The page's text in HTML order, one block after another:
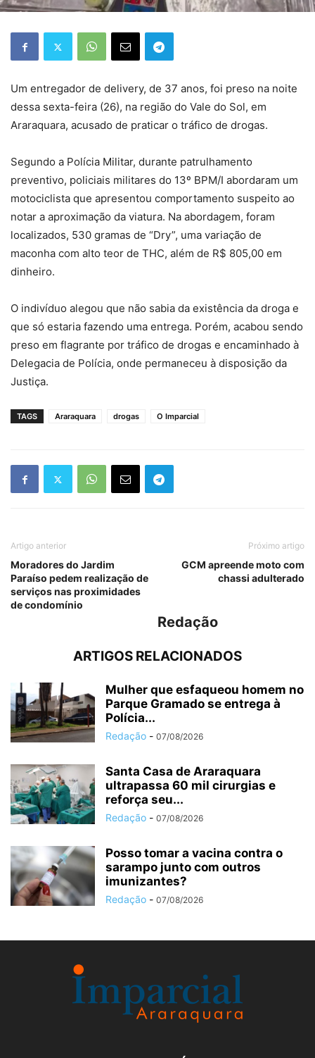
Um entregador de delivery, de 37 anos, foi preso na noite
dessa sexta-feira (26), na região do Vale do Sol, em
Araraquara, acusado de praticar o tráfico de drogas.
Segundo a Polícia Militar, durante patrulhamento
preventivo, policiais militares do 13º BPM/I abordaram um
motociclista que apresentou comportamento suspeito ao
notar a aproximação da viatura. Na abordagem, foram
localizados, 530 gramas de “Dry”, uma variação de
maconha com alto teor de THC, além de R$ 805,00 em
dinheiro.
O indivíduo alegou que não sabia da existência da droga e
que só estaria fazendo uma entrega. Porém, acabou sendo
preso em flagrante por tráfico de drogas e encaminhado à
Delegacia de Polícia, onde permaneceu à disposição da
Justiça.
TAGS Araraquara drogas O Imparcial
Artigo anterior
Moradores do Jardim
Paraíso pedem realização de
serviços nas proximidades
de condomínio
Próximo artigo
GCM apreende moto com
chassi adulterado
Redação
ARTIGOS RELACIONADOS
Mulher que esfaqueou homem no
Parque Gramado se entrega à
Polícia...
Redação - 07/08/2026
Santa Casa de Araraquara
ultrapassa 60 mil cirurgias e
reforça seu...
Redação - 07/08/2026
Posso tomar a vacina contra o
sarampo junto com outros
imunizantes?
Redação - 07/08/2026